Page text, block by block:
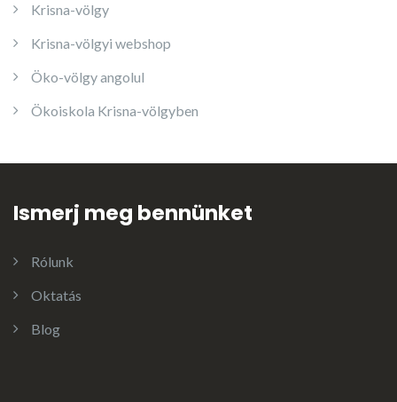
Krisna-völgy
Krisna-völgyi webshop
Öko-völgy angolul
Ökoiskola Krisna-völgyben
Ismerj meg bennünket
Rólunk
Oktatás
Blog